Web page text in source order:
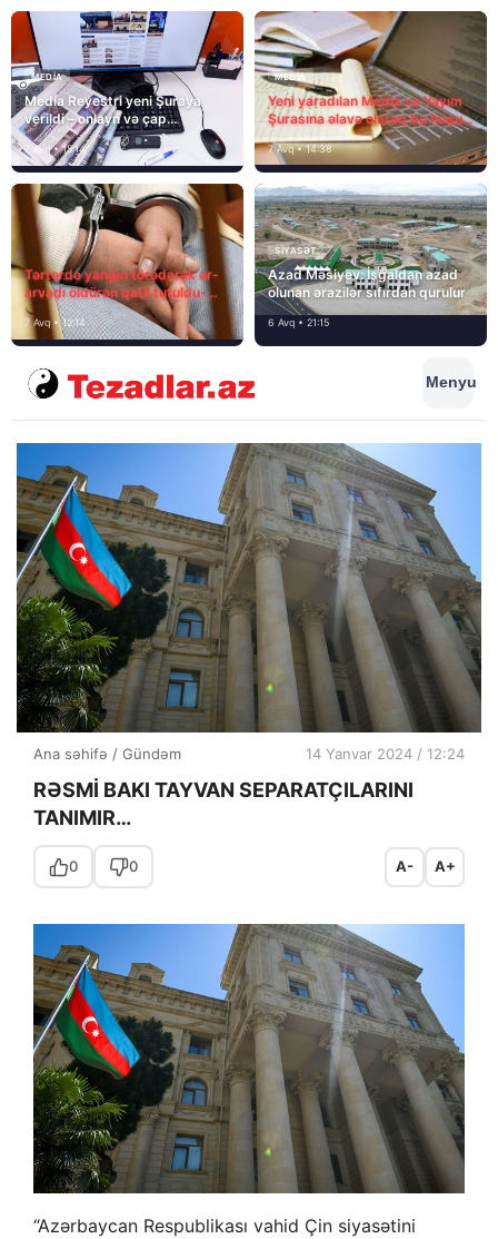
MEDİA
Media Reyestri yeni Şuraya
verildi – onlayn və çap
mediasını nə gözləyir?
7 Avq • 15:14
MEDİA
Yeni yaradılan Media və Yayım
Şurasına əlavə olaraq bu hüquq
və vəzifələr də verilib
7 Avq • 14:38
Tərtərdə yanğın törədərək ər-
arvadı öldürən qatil tutuldu-
SON DƏQİQƏ
7 Avq • 12:14
SIYASƏT
Azad Məsiyev: İşğaldan azad
olunan ərazilər sıfırdan qurulur
6 Avq • 21:15
Menyu
Ana səhifə / Gündəm 14 Yanvar 2024 / 12:24
RƏSMİ BAKI TAYVAN SEPARATÇILARINI
TANIMIR…
0 0 A- A+
“Azərbaycan Respublikası vahid Çin siyasətini